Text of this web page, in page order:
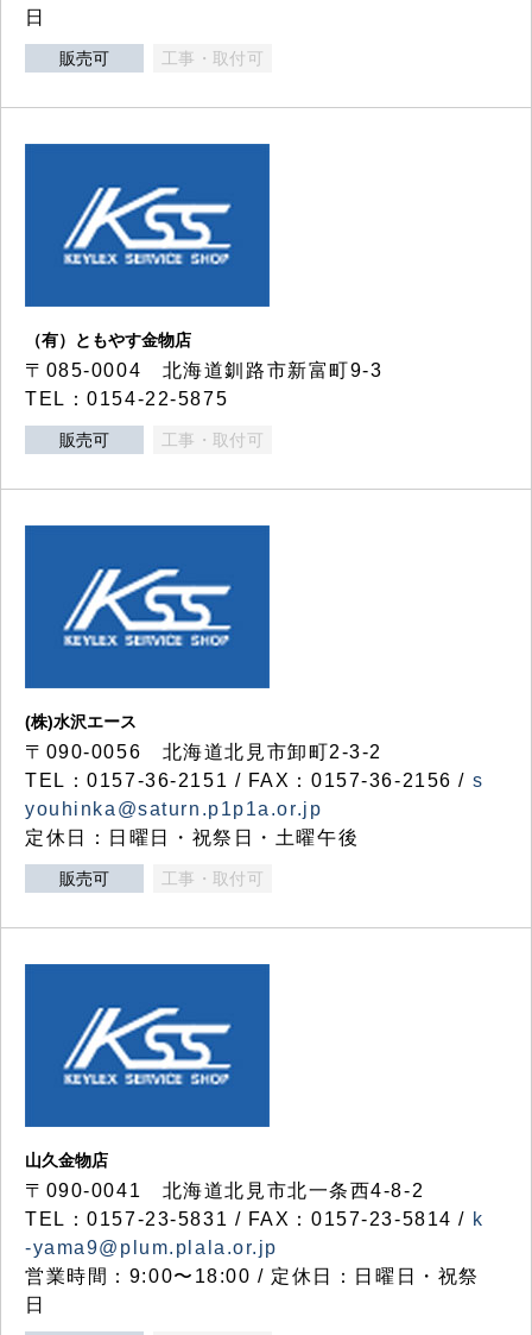
日
販売可 工事・取付可
（有）ともやす金物店
〒085-0004 北海道釧路市新富町9-3
TEL：0154-22-5875
販売可 工事・取付可
(株)水沢エース
〒090-0056 北海道北見市卸町2-3-2
TEL：0157-36-2151 / FAX：0157-36-2156 / s
youhinka@saturn.p1p1a.or.jp
定休日：日曜日・祝祭日・土曜午後
販売可 工事・取付可
山久金物店
〒090-0041 北海道北見市北一条西4-8-2
TEL：0157-23-5831 / FAX：0157-23-5814 / k
-yama9@plum.plala.or.jp
営業時間：9:00〜18:00 / 定休日：日曜日・祝祭
日